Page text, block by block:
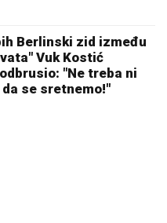
Berlinski zid između
Vuk Kostić
"Ne treba ni
se sretnemo!"